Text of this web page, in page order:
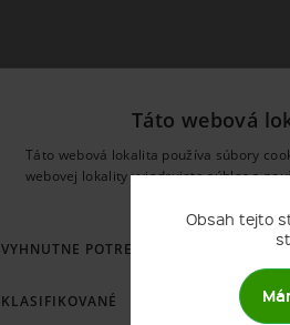
Obsah tejto
Táto webová
Táto webová lokalita používa súbory
webovej lokality vyjadrujete súhlas s
POTREBNÉ